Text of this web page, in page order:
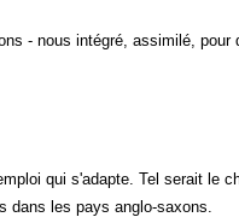
- nous intégré, assimilé,
qui s'adapte. Tel serait le
dans les pays anglo-saxons.